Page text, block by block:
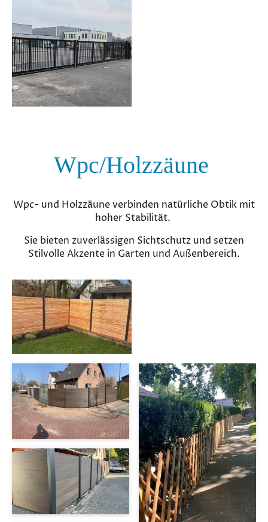
Wpc/Holzzäune
Wpc- und Holzzäune verbinden natürliche Obtik mit
hoher Stabilität.
Sie bieten zuverlässigen Sichtschutz und setzen
Stilvolle Akzente in Garten und Außenbereich.